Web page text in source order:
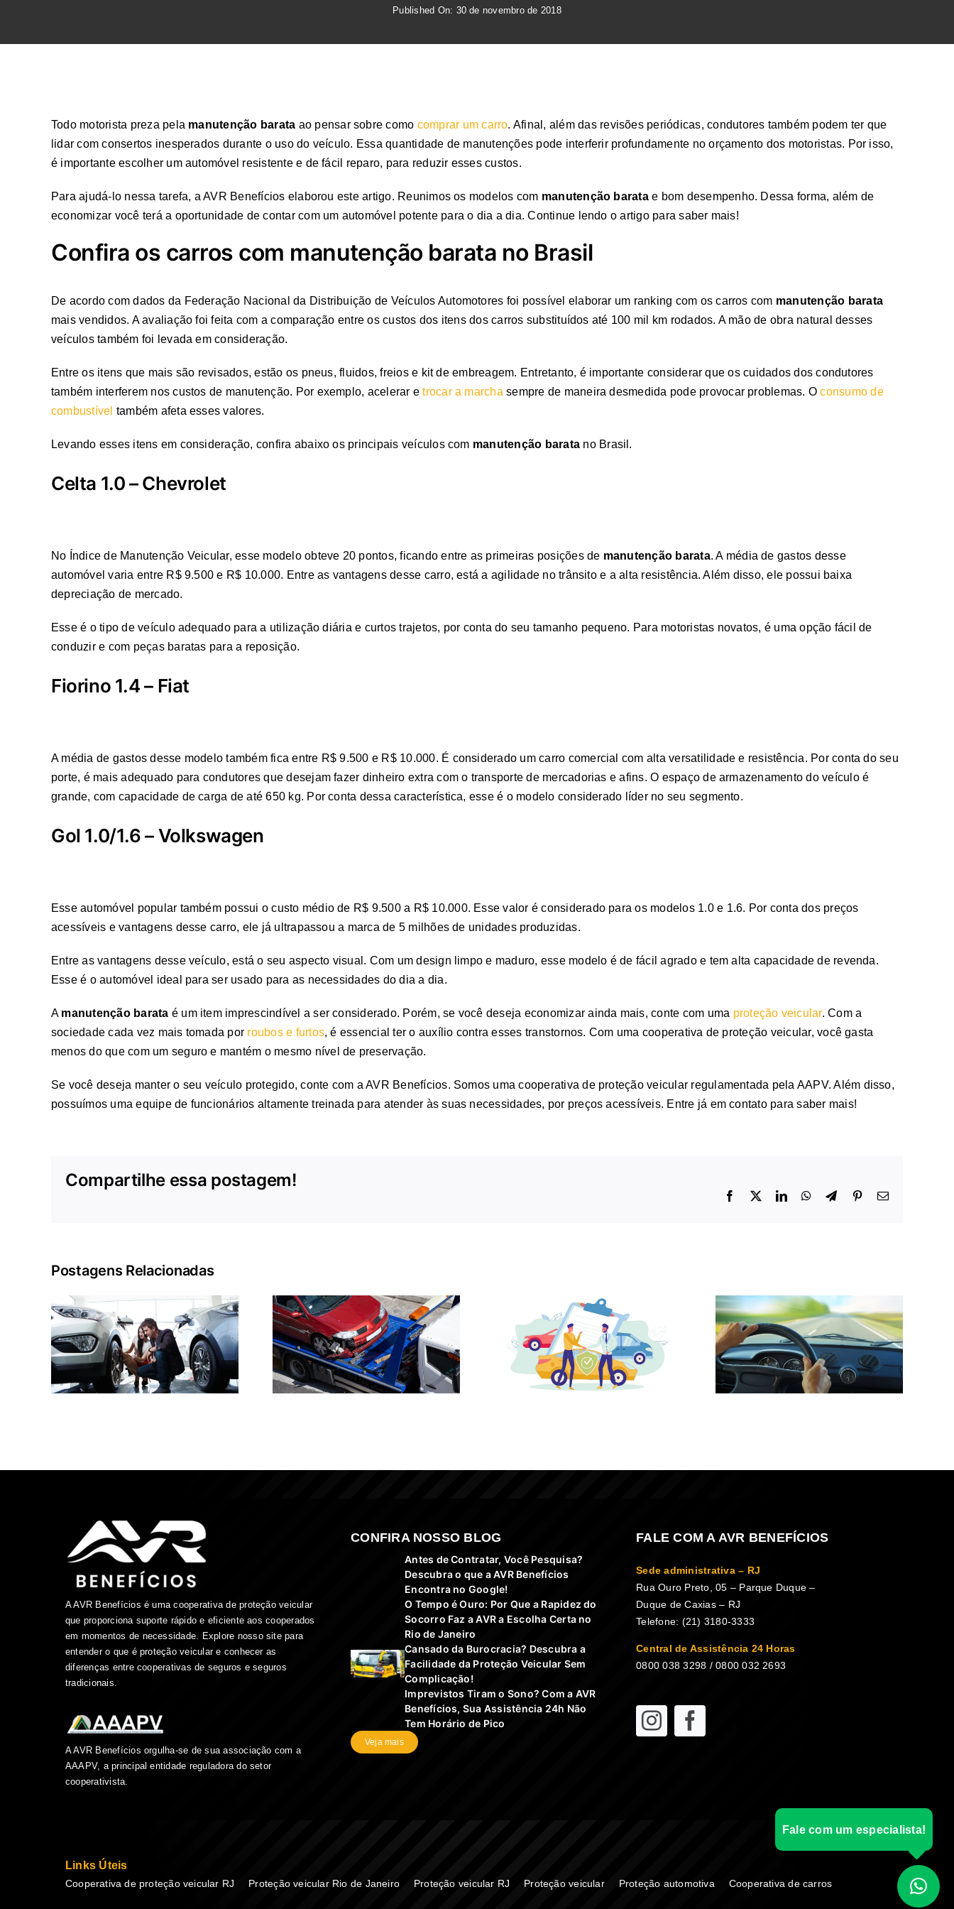
Published On: 30 de novembro de 2018
Todo motorista preza pela manutenção barata ao pensar sobre como comprar um carro. Afinal, além das revisões periódicas, condutores também podem ter que
lidar com consertos inesperados durante o uso do veículo. Essa quantidade de manutenções pode interferir profundamente no orçamento dos motoristas. Por isso,
é importante escolher um automóvel resistente e de fácil reparo, para reduzir esses custos.
Para ajudá-lo nessa tarefa, a AVR Benefícios elaborou este artigo. Reunimos os modelos com manutenção baratae bom desempenho. Dessa forma, além de
economizar você terá a oportunidade de contar com um automóvel potente para o dia a dia. Continue lendo o artigo para saber mais!
Confira os carros com manutenção barata no Brasil
De acordo com dados da Federação Nacional da Distribuição de Veículos Automotores foi possível elaborar um ranking com os carros com manutenção barata
mais vendidos. A avaliação foi feita com a comparação entre os custos dos itens dos carros substituídos até 100 mil km rodados. A mão de obra natural desses
veículos também foi levada em consideração.
Entre os itens que mais são revisados, estão os pneus, fluidos, freios e kit de embreagem. Entretanto, é importante considerar que os cuidados dos condutores
também interferem nos custos de manutenção. Por exemplo, acelerar etrocar a marcha sempre de maneira desmedida pode provocar problemas. Oconsumo de
combustível também afeta esses valores.
Levando esses itens em consideração, confira abaixo os principais veículos com manutenção barata no Brasil.
Celta 1.0 – Chevrolet
No Índice de Manutenção Veicular, esse modelo obteve 20 pontos, ficando entre as primeiras posições de manutenção barata. A média de gastos desse
automóvel varia entre R$ 9.500 e R$ 10.000. Entre as vantagens desse carro, está a agilidade no trânsito e a alta resistência. Além disso, ele possui baixa
depreciação de mercado.
Esse é o tipo de veículo adequado para a utilização diária e curtos trajetos, por conta do seu tamanho pequeno. Para motoristas novatos, é uma opção fácil de
conduzir e com peças baratas para a reposição.
Fiorino 1.4 – Fiat
A média de gastos desse modelo também fica entre R$ 9.500 e R$ 10.000. É considerado um carro comercial com alta versatilidade e resistência. Por conta do seu
porte, é mais adequado para condutores que desejam fazer dinheiro extra com o transporte de mercadorias e afins. O espaço de armazenamento do veículo é
grande, com capacidade de carga de até 650 kg. Por conta dessa característica, esse é o modelo considerado líder no seu segmento.
Gol 1.0/1.6 – Volkswagen
Esse automóvel popular também possui o custo médio de R$ 9.500 a R$ 10.000. Esse valor é considerado para os modelos 1.0 e 1.6. Por conta dos preços
acessíveis e vantagens desse carro, ele já ultrapassou a marca de 5 milhões de unidades produzidas.
Entre as vantagens desse veículo, está o seu aspecto visual. Com um design limpo e maduro, esse modelo é de fácil agrado e tem alta capacidade de revenda.
Esse é o automóvel ideal para ser usado para as necessidades do dia a dia.
A manutenção barata é um item imprescindível a ser considerado. Porém, se você deseja economizar ainda mais, conte com uma proteção veicular. Com a
sociedade cada vez mais tomada por roubos e furtos, é essencial ter o auxílio contra esses transtornos. Com uma cooperativa de proteção veicular, você gasta
menos do que com um seguro e mantém o mesmo nível de preservação.
Se você deseja manter o seu veículo protegido, conte com a AVR Benefícios. Somos uma cooperativa de proteção veicular regulamentada pela AAPV. Além disso,
possuímos uma equipe de funcionários altamente treinada para atender às suas necessidades, por preços acessíveis. Entre já em contato para saber mais!
Compartilhe essa postagem!
Facebook
X LinkedInWhatsApp
TelegramPinterest
E-
Postagens Relacionadas
A AVR Benefícios é uma cooperativa de proteção veicular
que proporciona suporte rápido e eficiente aos cooperados
em momentos de necessidade. Explore nosso site para
entender o que é proteção veicular e conhecer as
diferenças entre cooperativas de seguros e seguros
tradicionais.
A AVR Benefícios orgulha-se de sua associação com a
AAAPV, a principal entidade reguladora do setor
cooperativista.
CONFIRA NOSSO BLOG
Antes de Contratar, Você Pesquisa?
Descubra o que a AVR Benefícios
Encontra no Google!
O Tempo é Ouro: Por Que a Rapidez do
Socorro Faz a AVR a Escolha Certa no
Rio de Janeiro
Cansado da Burocracia? Descubra a
Facilidade da Proteção Veicular Sem
Complicação!
Imprevistos Tiram o Sono? Com a AVR
Benefícios, Sua Assistência 24h Não
Tem Horário de Pico
Veja mais
FALE COM A AVR BENEFÍCIOS
Sede administrativa – RJ
Rua Ouro Preto, 05 – Parque Duque –
Duque de Caxias – RJ
Telefone: (21) 3180-3333
Central de Assistência 24 Horas
0800 038 3298 / 0800 032 2693
Links Úteis
Cooperativa de proteção veicular RJ Proteção veicular Rio de Janeiro Proteção veicular RJ Proteção veicular Proteção automotiva Cooperativa de carros
Fale com um especialista!